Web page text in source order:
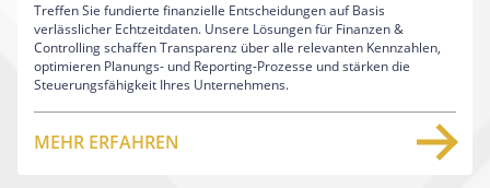
Treffen Sie fundierte finanzielle Entscheidungen auf Basis
verlässlicher Echtzeitdaten. Unsere Lösungen für Finanzen &
Controlling schaffen Transparenz über alle relevanten Kennzahlen,
optimieren Planungs- und Reporting-Prozesse und stärken die
Steuerungsfähigkeit Ihres Unternehmens.
MEHR ERFAHREN